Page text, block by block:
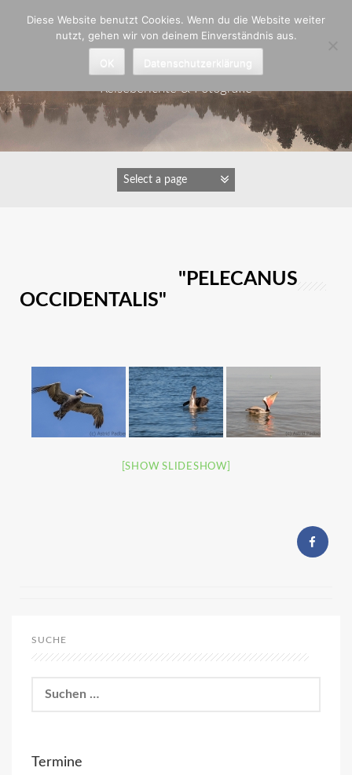
Astrid Padberg
Reiseberichte & Fotografie
IMAGES TAGGED "PELECANUS
OCCIDENTALIS"
[SHOW SLIDESHOW]
SUCHE
nach:
Termine
Diese Website benutzt Cookies. Wenn du die Website weiter
nutzt, gehen wir von deinem Einverständnis aus.